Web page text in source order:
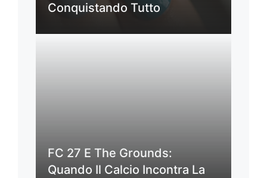
Conquistando Tutto
FC 27 E The Grounds:
Quando Il Calcio Incontra La